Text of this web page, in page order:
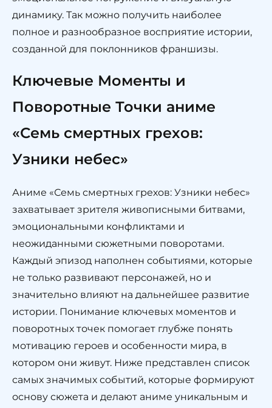
динамику. Так можно получить наиболее
полное и разнообразное восприятие истории,
созданной для поклонников франшизы.
Ключевые Моменты и
Поворотные Точки аниме
«Семь смертных грехов:
Узники небес»
Аниме «Семь смертных грехов: Узники небес»
захватывает зрителя живописными битвами,
эмоциональными конфликтами и
неожиданными сюжетными поворотами.
Каждый эпизод наполнен событиями, которые
не только развивают персонажей, но и
значительно влияют на дальнейшее развитие
истории. Понимание ключевых моментов и
поворотных точек помогает глубже понять
мотивацию героев и особенности мира, в
котором они живут. Ниже представлен список
самых значимых событий, которые формируют
основу сюжета и делают аниме уникальным и